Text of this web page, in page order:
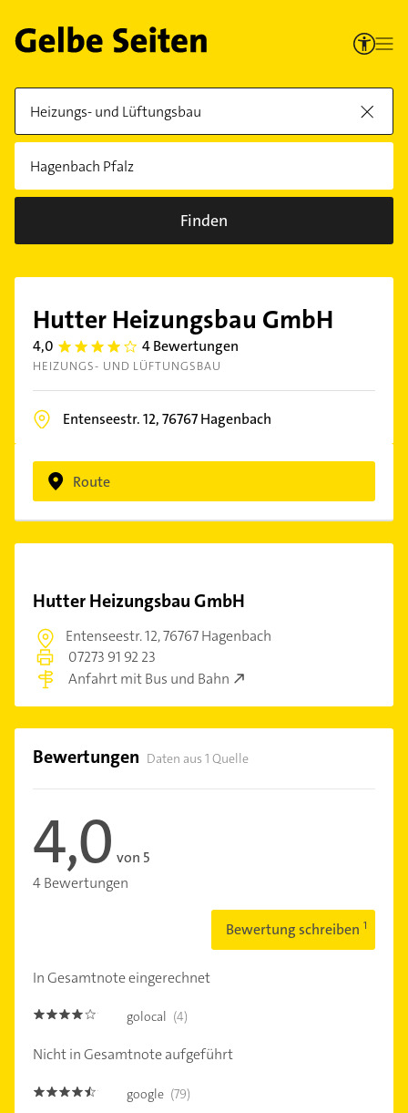
Finden
Hutter Heizungsbau GmbH
4,0 4.0 4 Bewertungen
HEIZUNGS- UND LÜFTUNGSBAU
Entenseestr. 12,76767Hagenbach
Route
Hutter Heizungsbau GmbH
Entenseestr. 12,76767 Hagenbach
07273 91 92 23
Anfahrt mit Bus und Bahn
Bewertungen Daten aus 1 Quelle
4,0 von 5
4 Bewertungen
Bewertung schreiben
In Gesamtnote eingerechnet
4.0 golocal (4)
Nicht in Gesamtnote aufgeführt
4.4 google (79)